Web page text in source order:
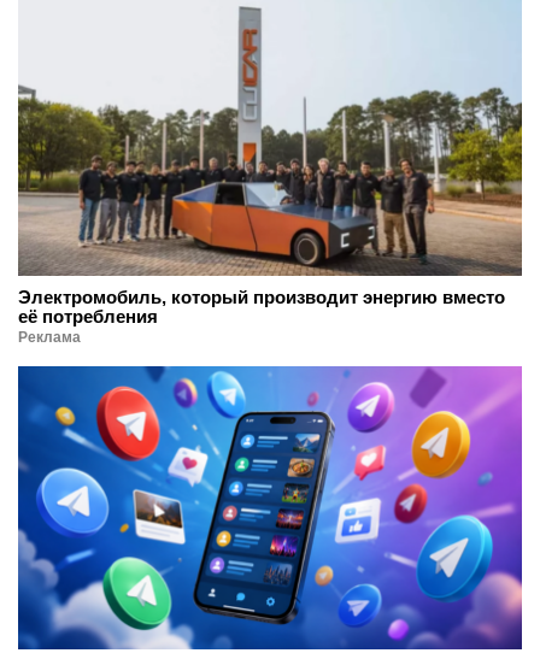
Электромобиль, который производит энергию вместо
её потребления
Реклама